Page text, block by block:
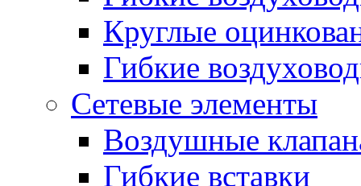
Круглые
Гибкие
Сетевые элементы
Воздушные
Гибкие вставки